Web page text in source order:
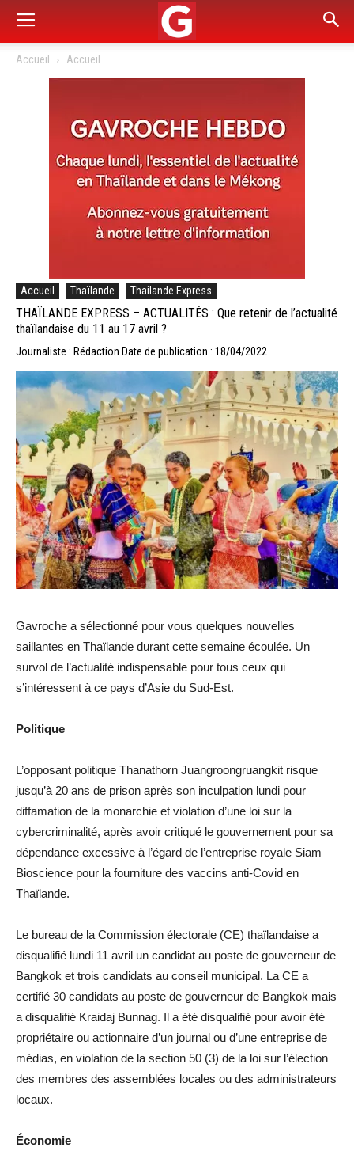
Accueil Accueil
Accueil Thaïlande Thailande Express
THAÏLANDE EXPRESS – ACTUALITÉS : Que retenir de l’actualité
thaïlandaise du 11 au 17 avril ?
Journaliste : Rédaction Date de publication : 18/04/2022
Gavroche a sélectionné pour vous quelques nouvelles
saillantes en Thaïlande durant cette semaine écoulée. Un
survol de l’actualité indispensable pour tous ceux qui
s’intéressent à ce pays d’Asie du Sud-Est.
Politique
L’opposant politique Thanathorn Juangroongruangkit risque
jusqu’à 20 ans de prison après son inculpation lundi pour
diffamation de la monarchie et violation d’une loi sur la
cybercriminalité, après avoir critiqué le gouvernement pour sa
dépendance excessive à l’égard de l’entreprise royale Siam
Bioscience pour la fourniture des vaccins anti-Covid en
Thaïlande.
Le bureau de la Commission électorale (CE) thaïlandaise a
disqualifié lundi 11 avril un candidat au poste de gouverneur de
Bangkok et trois candidats au conseil municipal. La CE a
certifié 30 candidats au poste de gouverneur de Bangkok mais
a disqualifié Kraidaj Bunnag. Il a été disqualifié pour avoir été
propriétaire ou actionnaire d’un journal ou d’une entreprise de
médias, en violation de la section 50 (3) de la loi sur l’élection
des membres des assemblées locales ou des administrateurs
locaux.
Économie